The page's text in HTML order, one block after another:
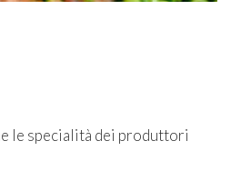
le specialità dei produttori